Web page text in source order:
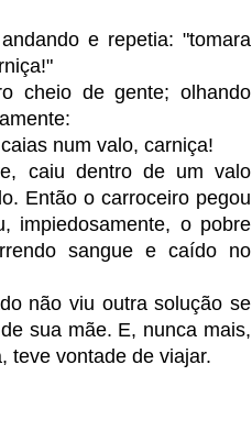
e repetia: "tomara
cheio de gente; olhando
num valo, carniça!
caiu dentro de um valo
Então o carroceiro pegou
impiedosamente, o pobre
sangue e caído no
não viu outra solução se
sua mãe. E, nunca mais,
teve vontade de viajar.